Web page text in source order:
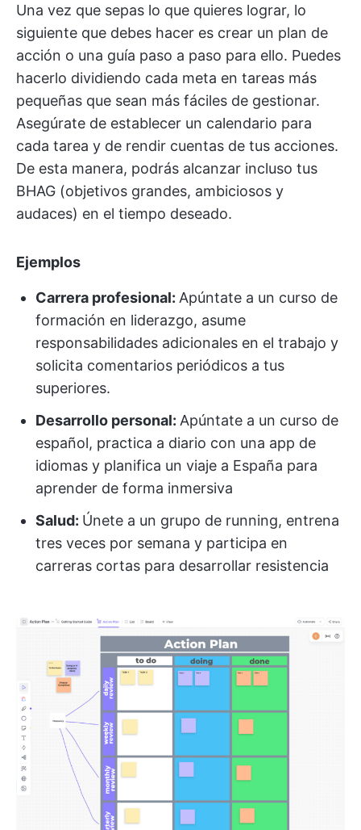
Una vez que sepas lo que quieres lograr, lo
siguiente que debes hacer es crear un plan de
acción o una guía paso a paso para ello. Puedes
hacerlo dividiendo cada meta en tareas más
pequeñas que sean más fáciles de gestionar.
Asegúrate de establecer un calendario para
cada tarea y de rendir cuentas de tus acciones.
De esta manera, podrás alcanzar incluso tus
BHAG (objetivos grandes, ambiciosos y
audaces) en el tiempo deseado.
Ejemplos
Carrera profesional: Apúntate a un curso de
formación en liderazgo, asume
responsabilidades adicionales en el trabajo y
solicita comentarios periódicos a tus
superiores.
Desarrollo personal: Apúntate a un curso de
español, practica a diario con una app de
idiomas y planifica un viaje a España para
aprender de forma inmersiva
Salud: Únete a un grupo de running, entrena
tres veces por semana y participa en
carreras cortas para desarrollar resistencia